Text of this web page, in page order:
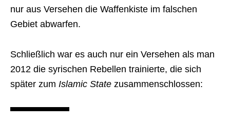
nur aus Versehen die Waffenkiste im falschen
Gebiet abwarfen.
Schließlich war es auch nur ein Versehen als man
2012 die syrischen Rebellen trainierte, die sich
später zum Islamic State zusammenschlossen: